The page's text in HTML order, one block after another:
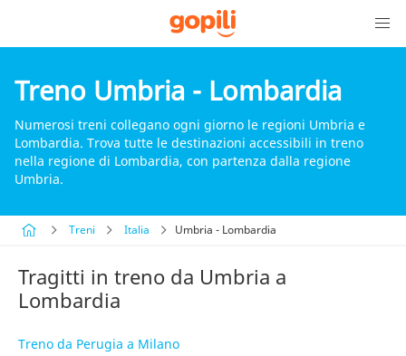
Treno Umbria - Lombardia
Numerosi treni collegano ogni giorno le regioni Umbria e
Lombardia. Trova tutte le destinazioni accessibili in treno
nella regione di Lombardia, con partenza dalla regione
Umbria.
Treni Italia Umbria - Lombardia
Tragitti in treno da Umbria a
Lombardia
Treno da Perugia a Milano